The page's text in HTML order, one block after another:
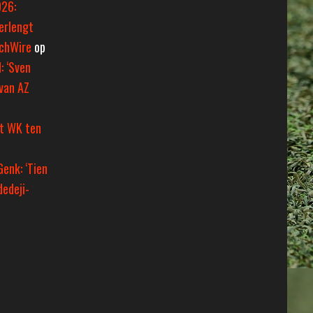
op
AZ
WK ten
‘Tien